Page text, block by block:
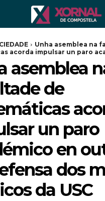
Unha asemblea na
acorda impulsar un paro
asemblea
de
un paro
en
dos
da USC